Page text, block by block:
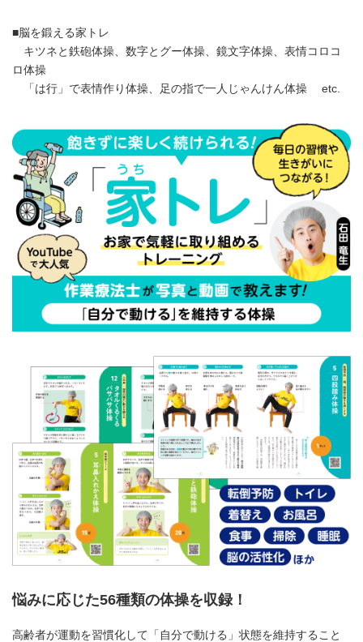
■脳を鍛える家トレ
キツネと鉄砲体操、数字とグー体操、鏡文字体操、表情コロコ
ロ体操
「は行」で表情作り体操、足の指で一人じゃんけん体操 etc.
悩みに応じた56種類の体操を収録！
高齢者が運動を習慣化して「自分で動ける」状態を維持すること